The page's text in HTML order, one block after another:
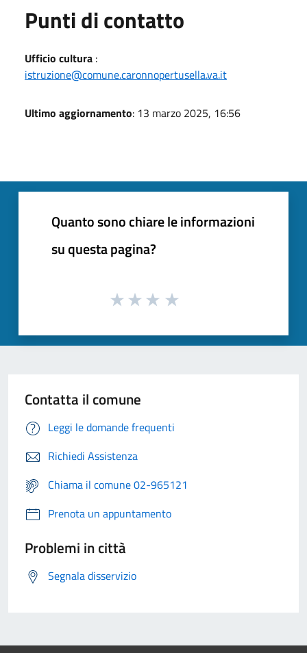
Punti di contatto
Ufficio cultura :
istruzione@comune.caronnopertusella.va.it
Ultimo aggiornamento: 13 marzo 2025, 16:56
Quanto sono chiare le informazioni
su questa pagina?
Contatta il comune
Leggi le domande frequenti
Richiedi Assistenza
Chiama il comune 02-965121
Prenota un appuntamento
Problemi in città
Segnala disservizio